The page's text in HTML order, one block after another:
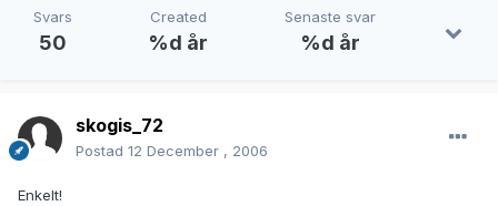
Svars
50
Created
%d år
Senaste svar
%d år
skogis_72
Postad 12 December , 2006
Enkelt!